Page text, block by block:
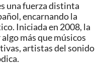
una fuerza distinta
encarnando la
Iniciada en 2008, la
más que músicos
artistas del sonido